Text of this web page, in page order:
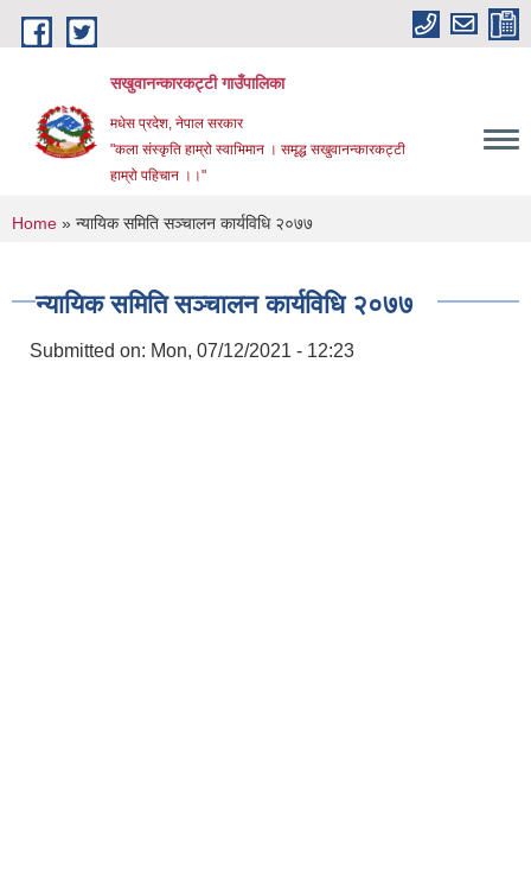
Skip to main content
सखुवानन्कारकट्टी गाउँपालिका
मधेस प्रदेश, नेपाल सरकार
"कला संस्कृति हाम्रो स्वाभिमान । समृद्ध सखुवानन्कारकट्टी
हाम्रो पहिचान ।।"
You are here
Home » न्यायिक समिति सञ्चालन कार्यविधि २०७७
न्यायिक समिति सञ्चालन कार्यविधि २०७७
Submitted on: Mon, 07/12/2021 - 12:23